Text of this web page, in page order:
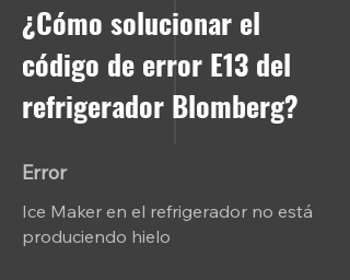
¿Cómo solucionar el
código de error E13 del
refrigerador Blomberg?
Error
Ice Maker en el refrigerador no está
produciendo hielo